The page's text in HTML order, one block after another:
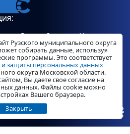
г.Руза, ул.Солнцева, 11
Рузского муниципального
.
граждан Администрации
округа:ruza_og_argo@mosreg.ru
Рузского муниципального округа
собирать данные, используя
программы. Это соответствует
и защиты персональных данных
округа Московской области.
Вы даете свое согласие на
данных. Файлы cookie можно
Вашего браузера.
Закрыть